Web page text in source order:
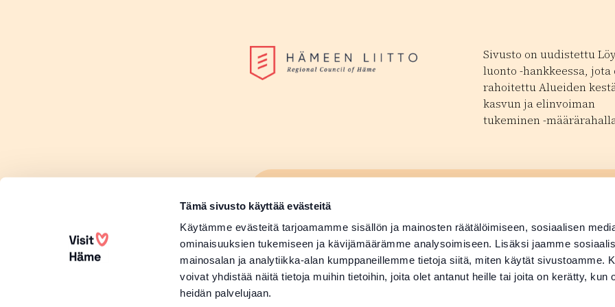
Tämä sivusto käyttää evästeitä
Käytämme evästeitä tarjoamamme sisällön ja mainosten räätälöimiseen, sosiaalisen
ominaisuuksien tukemiseen ja kävijämäärämme analysoimiseen. Lisäksi jaamme
mainosalan ja analytiikka-alan kumppaneillemme tietoja siitä, miten käytät sivustoamme.
voivat yhdistää näitä tietoja muihin tietoihin, joita olet antanut heille tai joita on kerätty, kun
heidän palvelujaan.
Sivusto on uudistettu
luonto -hankkeessa, jota
rahoitettu Alueiden
kasvun ja elinvoiman
tukeminen -
Lisää tapahtuma
Sivu avautuu uudessa ikkunassa
Lisää tuotetiedot
Medialle